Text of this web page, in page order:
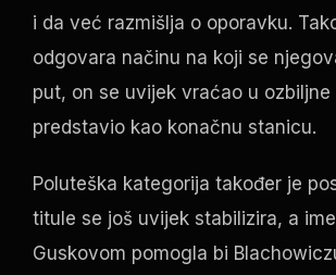
i da već razmišlja o oporavku.
odgovara načinu na koji se
put, on se uvijek vraćao u
predstavio kao konačnu stanicu.
Poluteška kategorija također je
titule se još uvijek stabilizira, a
Guskovom pomogla bi